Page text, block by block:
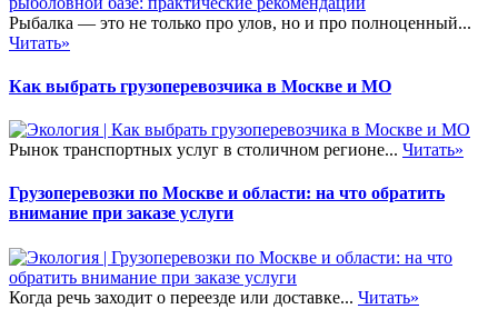
Рыбалка — это не только про улов, но и про полноценный...
Читать»
Как выбрать грузоперевозчика в Москве и МО
Рынок транспортных услуг в столичном регионе... Читать»
Грузоперевозки по Москве и области: на что обратить
внимание при заказе услуги
Когда речь заходит о переезде или доставке... Читать»